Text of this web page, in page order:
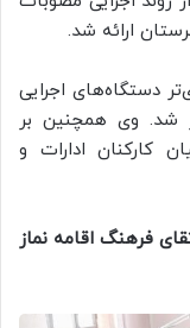
ارائه شد.
دستگاه‌های اجرایی
شد. وی همچنین بر
کارکنان ادارات و
فرهنگ اقامه نماز